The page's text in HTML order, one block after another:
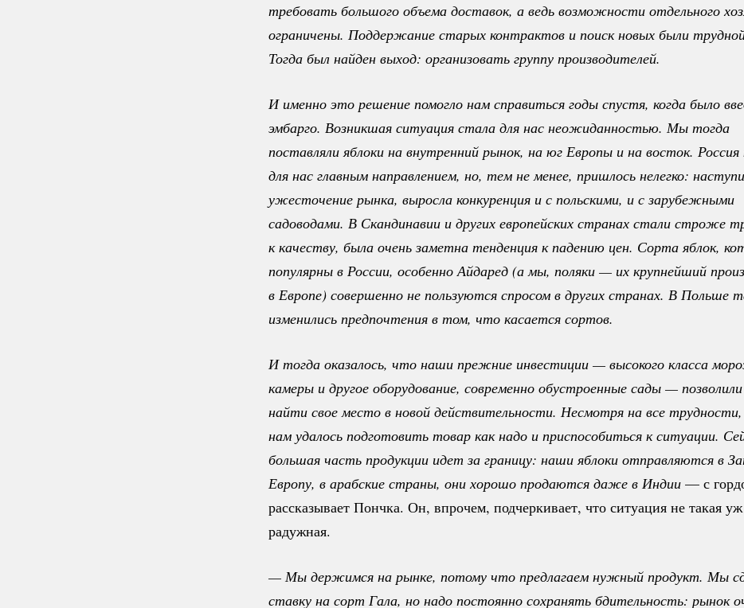
требовать большого объема доставок, а ведь возможности отдельного
ограничены. Поддержание старых контрактов и поиск новых были
Тогда был найден выход: организовать группу производителей.
И именно это решение помогло нам справиться годы спустя, когда было
эмбарго. Возникшая ситуация стала для нас неожиданностью. Мы тогда
поставляли яблоки на внутренний рынок, на юг Европы и на восток.
для нас главным направлением, но, тем не менее, пришлось нелегко:
ужесточение рынка, выросла конкуренция и с польскими, и с зарубежными
садоводами. В Скандинавии и других европейских странах стали строже
к качеству, была очень заметна тенденция к падению цен. Сорта яблок,
популярны в России, особенно Айдаред (а мы, поляки — их крупнейший
в Европе) совершенно не пользуются спросом в других странах. В Польше
изменились предпочтения в том, что касается сортов.
И тогда оказалось, что наши прежние инвестиции — высокого класса
камеры и другое оборудование, современно обустроенные сады —
найти свое место в новой действительности. Несмотря на все
нам удалось подготовить товар как надо и приспособиться к ситуации.
большая часть продукции идет за границу: наши яблоки отправляются в
Европу, в арабские страны, они хорошо продаются даже в Индии — с
рассказывает Пончка. Он, впрочем, подчеркивает, что ситуация не такая уж
радужная.
— Мы держимся на рынке, потому что предлагаем нужный продукт. Мы
ставку на сорт Гала, но надо постоянно сохранять бдительность: рынок